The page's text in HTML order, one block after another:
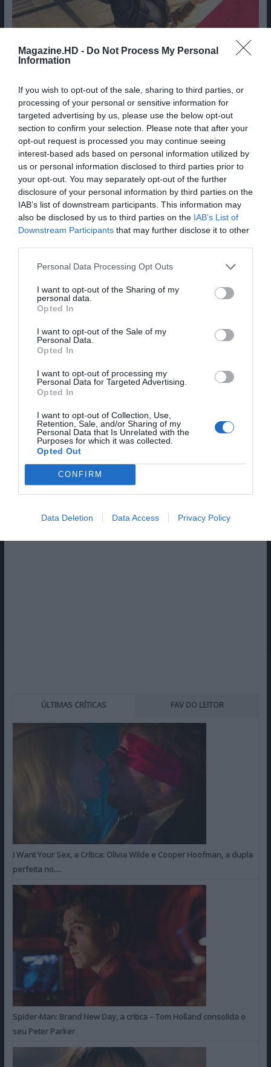
Magazine.HD - Do Not Process My Personal
Information
If you wish to opt-out of the sale, sharing to third parties, or
processing of your personal or sensitive information for
targeted advertising by us, please use the below opt-out
section to confirm your selection. Please note that after your
opt-out request is processed you may continue seeing
interest-based ads based on personal information utilized by
us or personal information disclosed to third parties prior to
your opt-out. You may separately opt-out of the further
disclosure of your personal information by third parties on the
IAB’s list of downstream participants. This information may
also be disclosed by us to third parties on the IAB’s List of
Downstream Participants that may further disclose it to other
Personal Data Processing Opt Outs
I want to opt-out of the Sharing of my
personal data.
Opted In
I want to opt-out of the Sale of my
Personal Data.
Opted In
I want to opt-out of processing my
Personal Data for Targeted Advertising.
Opted In
I want to opt-out of Collection, Use,
Retention, Sale, and/or Sharing of my
Personal Data that Is Unrelated with the
Purposes for which it was collected.
Opted Out
CONFIRM
Data Deletion Data Access Privacy Policy
Cine Estreias HD
ÚLTIMAS CRÍTICAS FAV DO LEITOR
I Want Your Sex, a Crítica: Olivia Wilde e Cooper Hoofman, a dupla
perfeita no…
Spider-Man: Brand New Day, a crítica – Tom Holland consolida o
seu Peter Parker